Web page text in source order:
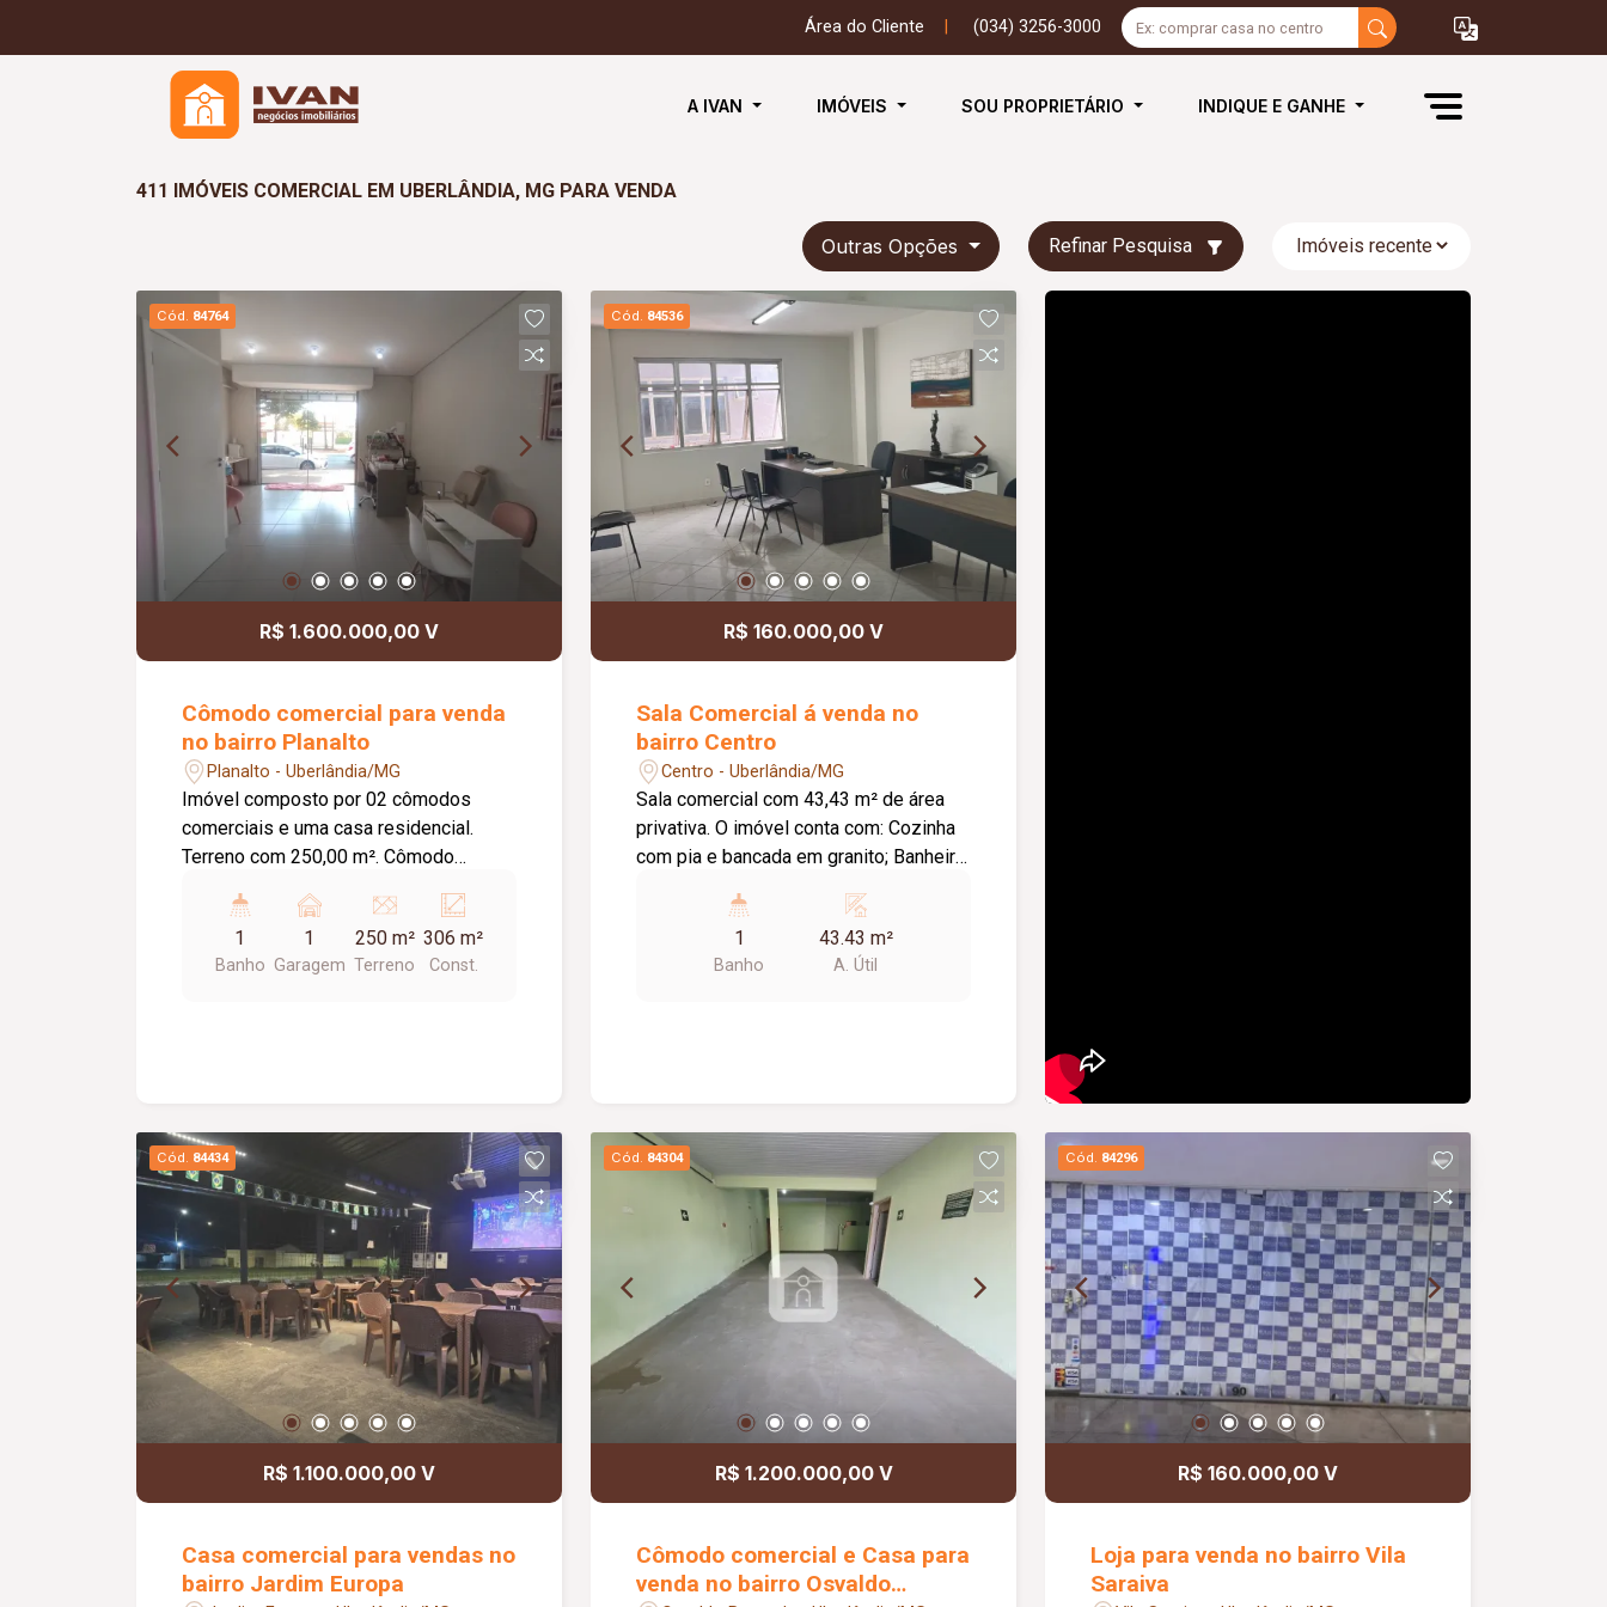
Área do Cliente (034) 3256-3000
A IVAN IMÓVEIS SOU PROPRIETÁRIO INDIQUE E GANHE
411 IMÓVEIS COMERCIAL EM UBERLÂNDIA, MG PARA VENDA
Outras Opções Refinar Pesquisa
Cód. 84764
R$ 1.600.000,00 V
Cômodo comercial para venda
no bairro Planalto
Planalto - Uberlândia/MG
Imóvel composto por 02 cômodos
comerciais e uma casa residencial.
Terreno com 250,00 m². Cômodo
piso; Porta de aço; Banheiro; Piso em
cerâmica; Aproximadamente 68,00 m²
de construção; Cômodo Comercial 02:
sendo 02 suítes; Banheiro social;
Cozinha; Lavanderia; Área gourmet com
churrasqueira; Piso em porcelanato;
Aproximadamente 170,00 m² de
construção; Diferenciais: Excelente
opção para quem busca unir moradia e
geração de renda; Imóvel com espaços
amplos e bem distribuídos.
1
Banho
1
Garagem
250 m²
Terreno
306 m²
Const.
Cód. 84536
R$ 160.000,00 V
Sala Comercial á venda no
bairro Centro
Centro - Uberlândia/MG
Sala comercial com 43,43 m² de área
privativa. O imóvel conta com: Cozinha
com pia e bancada em granito; Banheiro;
Diferenciais: Sala localizada no 07º
andar; Piso em cerâmica; Prédio
seguro, ideal para instalação de
1
Banho
43.43 m²
A. Útil
Cód. 84434
R$ 1.100.000,00 V
Casa comercial para vendas no
bairro Jardim Europa
Cód. 84304
R$ 1.200.000,00 V
Cômodo comercial e Casa para
venda no bairro Osvaldo
Cód. 84296
R$ 160.000,00 V
Loja para venda no bairro Vila
Saraiva